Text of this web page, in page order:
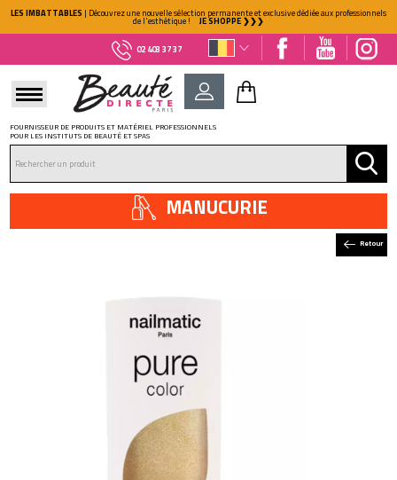
LES IMBATTABLES | Découvrez une nouvelle sélection permanente et exclusive dédiée aux professionnels
de l'esthétique ! JE SHOPPE ❯❯❯
02 403 37 37
Créez votre compte
Créer mon compte
FOURNISSEUR DE PRODUITS ET MATÉRIEL PROFESSIONNELS
POUR LES INSTITUTS DE BEAUTÉ ET SPAS
Retour
MANUCURIE